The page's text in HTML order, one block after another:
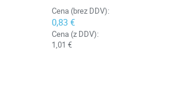
Cena (brez DDV):
0,83 €
Cena (z DDV):
1,01 €